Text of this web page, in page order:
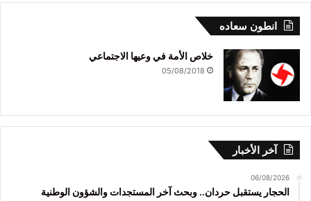
انطون سعاده
خلاص الأمة في وعيها الاجتماعي
05/08/2018
آخر الأخبار
06/08/2026
الحجار يستقبل حردان.. وبحث آخر المستجدات والشؤون الوطنية